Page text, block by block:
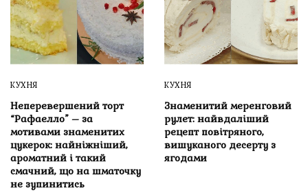
КУХНЯ
Неперевершений торт
“Рафаелло” – за
мотивами знаменитих
цукерок: найніжніший,
ароматний і такий
смачний, що на шматочку
не зупинитись
КУХНЯ
Знаменитий меренговий
рулет: найвдаліший
рецепт повітряного,
вишуканого десерту з
ягодами